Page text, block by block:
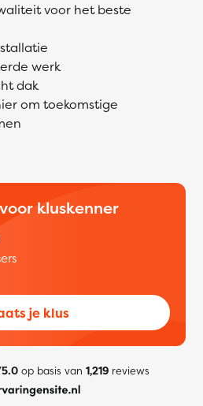
voor het beste
werk
dak
om toekomstige
kluskenner
je klus
op basis van 1,219reviews